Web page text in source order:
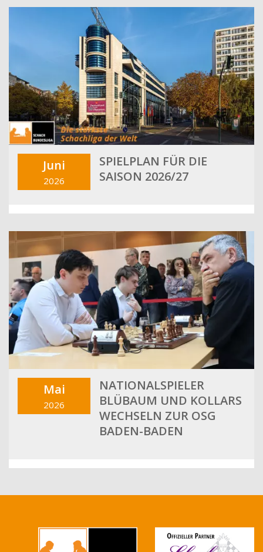
Juni
2026
SPIELPLAN FÜR DIE
SAISON 2026/27
Mai
2026
NATIONALSPIELER
BLÜBAUM UND KOLLARS
WECHSELN ZUR OSG
BADEN-BADEN